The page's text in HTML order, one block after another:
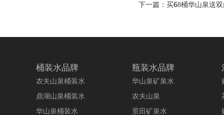
下一篇：买68桶华山泉送
桶装水品牌
农夫山泉桶装水
鼎湖山泉桶装水
华山泉桶装水
瓶装水品牌
华山泉矿泉水
农夫山泉
景田矿泉水